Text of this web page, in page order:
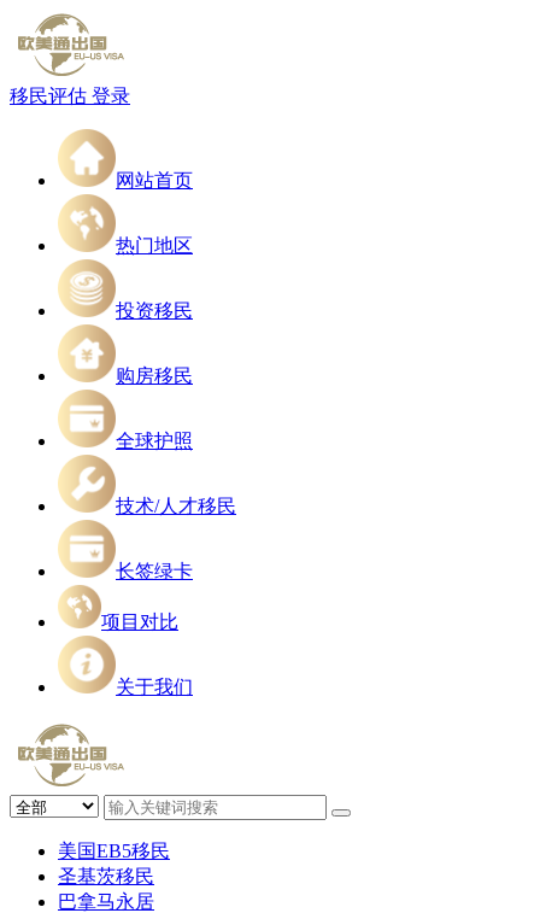
移民评估 登录
网站首页
热门地区
投资移民
购房移民
全球护照
技术/人才移民
长签绿卡
项目对比
关于我们
美国EB5移民
圣基茨移民
巴拿马永居